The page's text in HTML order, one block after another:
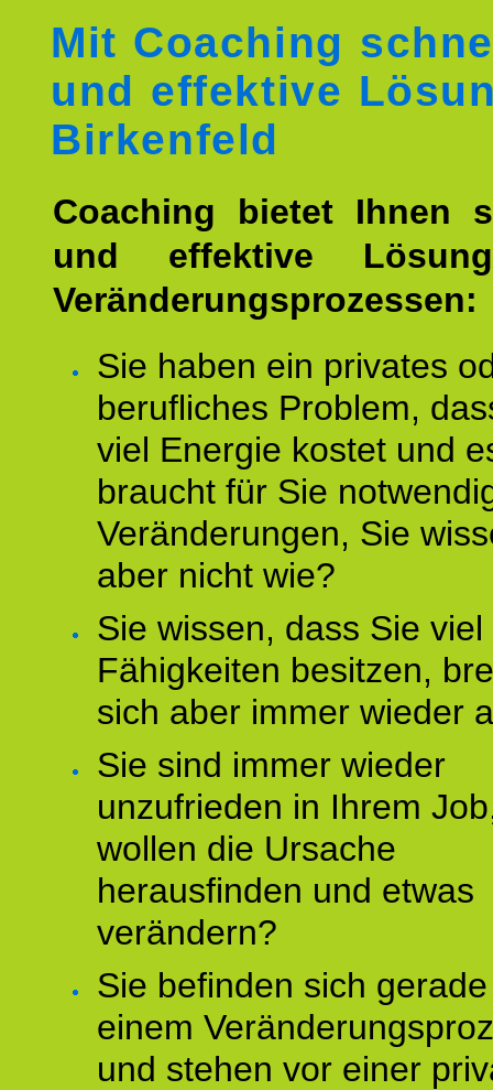
Mit Coaching
und effektive
Birkenfeld
Coaching bietet Ihnen
und effektive
Veränderungsprozessen:
Sie haben ein privates
berufliches Problem,
viel Energie kostet und
braucht für Sie
Veränderungen, Sie
aber nicht wie?
Sie wissen, dass Sie
Fähigkeiten besitzen,
sich aber immer wieder
Sie sind immer wieder
unzufrieden in Ihrem
wollen die Ursache
herausfinden und etwas
verändern?
Sie befinden sich
einem
und stehen vor einer